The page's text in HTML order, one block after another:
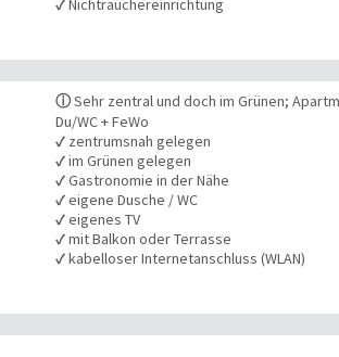
✓Nichtrauchereinrichtung
ⓘSehr zentral und doch im Grünen;
Du/WC + FeWo
✓ zentrumsnah gelegen
✓im Grünen gelegen
✓Gastronomie in der Nähe
✓eigene Dusche / WC
✓eigenes TV
✓mit Balkon oder Terrasse
✓kabelloser Internetanschluss (WLAN)